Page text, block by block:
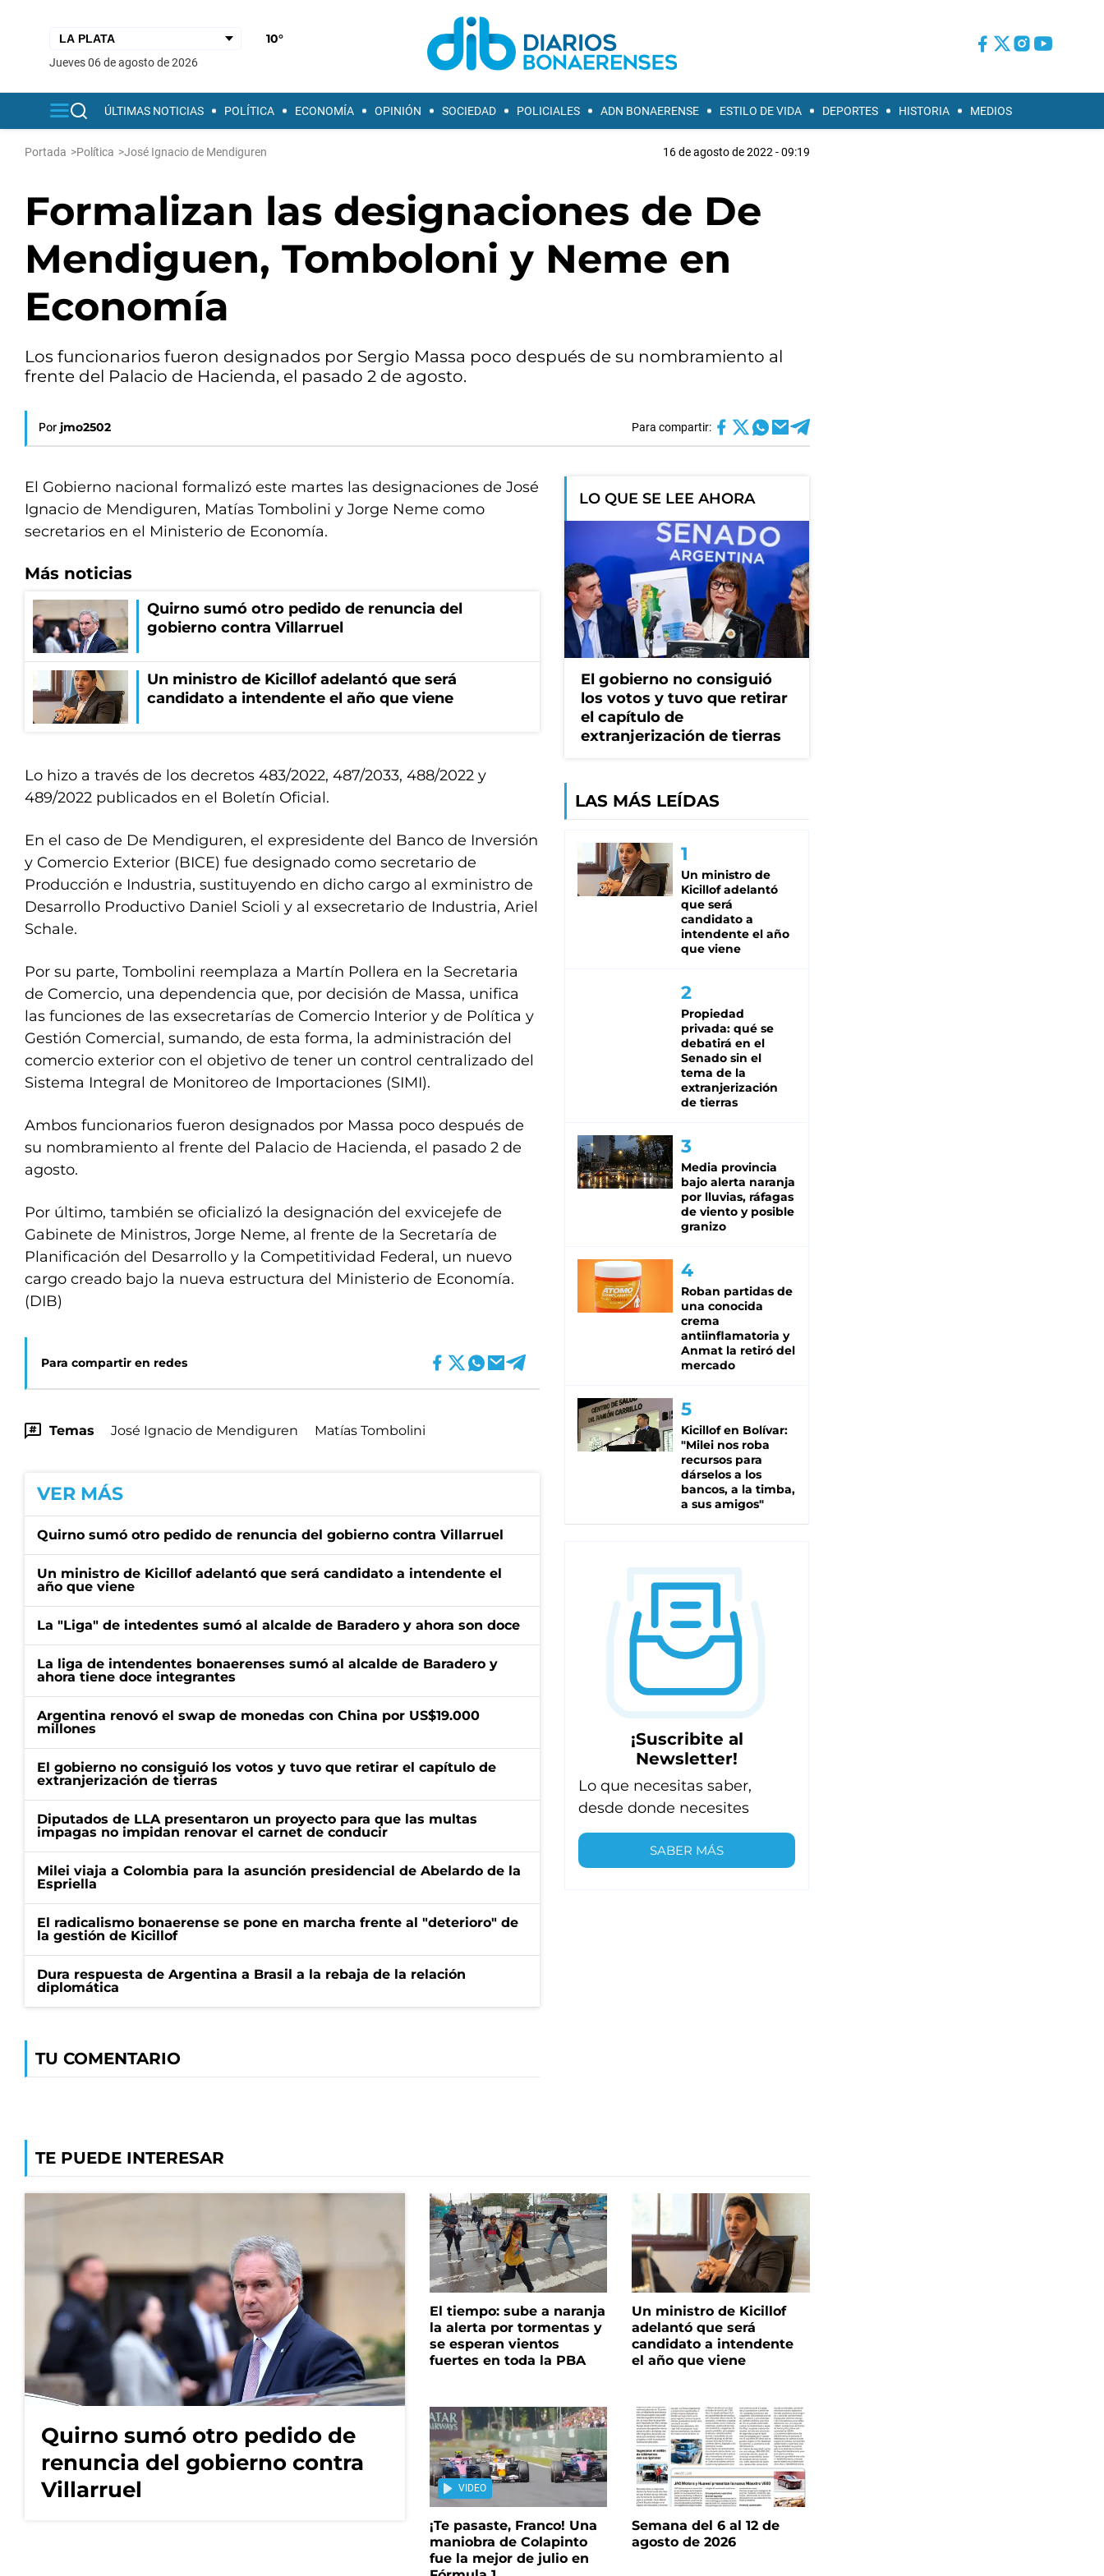
10°
jueves 06 de agosto de 2026
ÚLTIMAS NOTICIAS POLÍTICA ECONOMÍA OPINIÓN SOCIEDAD POLICIALES ADN BONAERENSE ESTILO DE VIDA DEPORTES HISTORIA MEDIOS
Portada >Política >José Ignacio de Mendiguren 16 de agosto de 2022 - 09:19
Formalizan las designaciones de De
Mendiguen, Tomboloni y Neme en
Economía
Los funcionarios fueron designados por Sergio Massa poco después de su nombramiento al
frente del Palacio de Hacienda, el pasado 2 de agosto.
Por jmo2502 Para compartir:
El Gobierno nacional formalizó este martes las designaciones de José
Ignacio de Mendiguren, Matías Tombolini y Jorge Neme como
secretarios en el Ministerio de Economía.
Más noticias
Quirno sumó otro pedido de renuncia del
gobierno contra Villarruel
Un ministro de Kicillof adelantó que será
candidato a intendente el año que viene
Lo hizo a través de los decretos 483/2022, 487/2033, 488/2022 y
489/2022 publicados en el Boletín Oficial.
En el caso de De Mendiguren, el expresidente del Banco de Inversión
y Comercio Exterior (BICE) fue designado como secretario de
Producción e Industria, sustituyendo en dicho cargo al exministro de
Desarrollo Productivo Daniel Scioli y al exsecretario de Industria, Ariel
Schale.
Por su parte, Tombolini reemplaza a Martín Pollera en la Secretaria
de Comercio, una dependencia que, por decisión de Massa, unifica
las funciones de las exsecretarías de Comercio Interior y de Política y
Gestión Comercial, sumando, de esta forma, la administración del
comercio exterior con el objetivo de tener un control centralizado del
Sistema Integral de Monitoreo de Importaciones (SIMI).
Ambos funcionarios fueron designados por Massa poco después de
su nombramiento al frente del Palacio de Hacienda, el pasado 2 de
agosto.
Por último, también se oficializó la designación del exvicejefe de
Gabinete de Ministros, Jorge Neme, al frente de la Secretaría de
Planificación del Desarrollo y la Competitividad Federal, un nuevo
cargo creado bajo la nueva estructura del Ministerio de Economía.
(DIB)
Para compartir en redes
Temas José Ignacio de Mendiguren Matías Tombolini
VER MÁS
Quirno sumó otro pedido de renuncia del gobierno contra Villarruel
Un ministro de Kicillof adelantó que será candidato a intendente el
año que viene
La "Liga" de intedentes sumó al alcalde de Baradero y ahora son doce
La liga de intendentes bonaerenses sumó al alcalde de Baradero y
ahora tiene doce integrantes
Argentina renovó el swap de monedas con China por US$19.000
millones
El gobierno no consiguió los votos y tuvo que retirar el capítulo de
extranjerización de tierras
Diputados de LLA presentaron un proyecto para que las multas
impagas no impidan renovar el carnet de conducir
Milei viaja a Colombia para la asunción presidencial de Abelardo de la
Espriella
El radicalismo bonaerense se pone en marcha frente al "deterioro" de
la gestión de Kicillof
Dura respuesta de Argentina a Brasil a la rebaja de la relación
diplomática
TU COMENTARIO
LO QUE SE LEE AHORA
El gobierno no consiguió
los votos y tuvo que retirar
el capítulo de
extranjerización de tierras
LAS MÁS LEÍDAS
Un ministro de
Kicillof adelantó
que será
candidato a
intendente el año
que viene
Propiedad
privada: qué se
debatirá en el
Senado sin el
tema de la
extranjerización
de tierras
Media provincia
bajo alerta naranja
por lluvias, ráfagas
de viento y posible
granizo
Roban partidas de
una conocida
crema
antiinflamatoria y
Anmat la retiró del
mercado
Kicillof en Bolívar:
"Milei nos roba
recursos para
dárselos a los
bancos, a la timba,
a sus amigos"
¡Suscribite al
Newsletter!
Lo que necesitas saber,
desde donde necesites
SABER MÁS
TE PUEDE INTERESAR
Quirno sumó otro pedido de
renuncia del gobierno contra
Villarruel
El tiempo: sube a naranja
la alerta por tormentas y
se esperan vientos
fuertes en toda la PBA
Un ministro de Kicillof
adelantó que será
candidato a intendente
el año que viene
VIDEO
¡Te pasaste, Franco! Una
maniobra de Colapinto
fue la mejor de julio en
Semana del 6 al 12 de
agosto de 2026